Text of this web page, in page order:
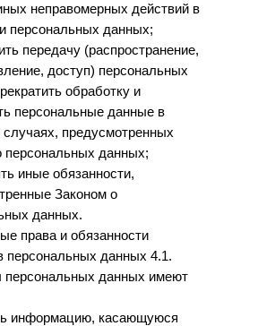
неправомерных действий в
персональных данных;
передачу (распространение,
доступ) персональных
обработку и
персональные данные в
случаях, предусмотренных
персональных данных;
иные обязанности,
Законом о
данных.
права и обязанности
персональных данных 4.1.
персональных данных имеют
информацию, касающуюся